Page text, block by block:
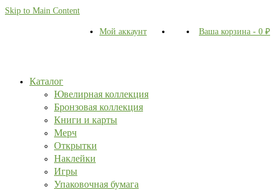
Skip to Main Content
Мой аккаунт Ваша корзина - 0 ₽
Каталог
Ювелирная коллекция
Бронзовая коллекция
Книги и карты
Мерч
Открытки
Наклейки
Игры
Упаковочная бумага